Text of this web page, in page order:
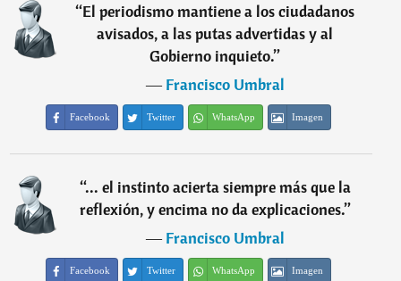
“El periodismo mantiene a los ciudadanos
avisados, a las putas advertidas y al
Gobierno inquieto.”
―Francisco Umbral
Facebook Twitter WhatsApp Imagen
“... el instinto acierta siempre más que la
reflexión, y encima no da explicaciones.”
―Francisco Umbral
Facebook Twitter WhatsApp Imagen